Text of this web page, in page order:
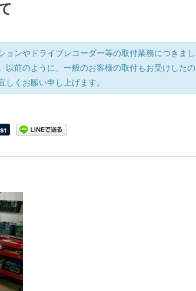
ンやドライブレコーダー等の取付業務につきま
前のように、一般のお客様の取付もお受けした
くお願い申し上げます。